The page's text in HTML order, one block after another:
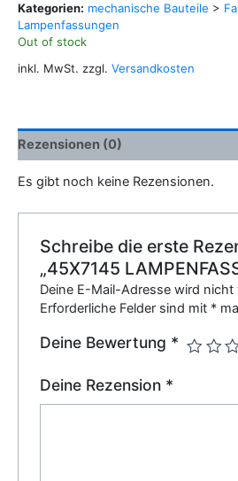
Kategorien: mechanische Bauteile >
Lampenfassungen
Out of stock
inkl. MwSt. zzgl. Versandkosten
Rezensionen (0)
Es gibt noch keine Rezensionen.
Schreibe die erste
„45X7145
Deine E-Mail-Adresse wird
Erforderliche Felder sind mit *
Deine Bewertung *
Deine Rezension *